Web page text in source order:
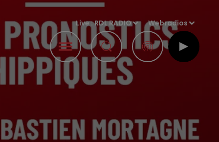
Live :RDL RADIO Webradios